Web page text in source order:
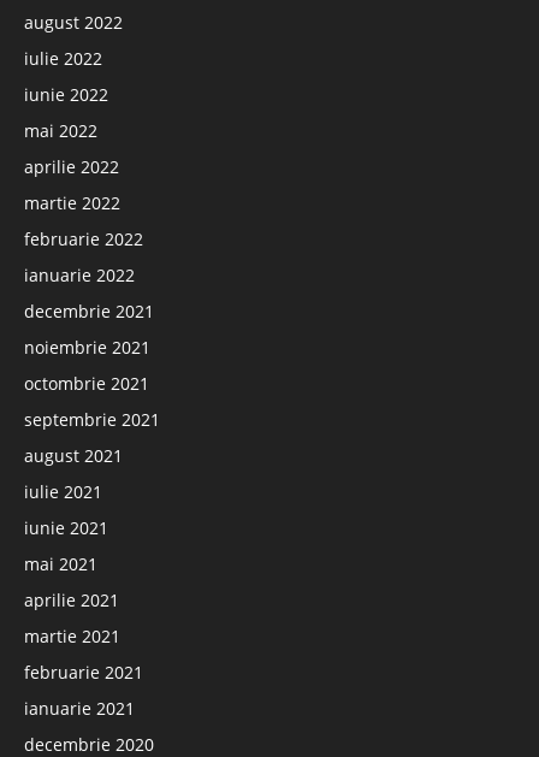
august 2022
iulie 2022
iunie 2022
mai 2022
aprilie 2022
martie 2022
februarie 2022
ianuarie 2022
decembrie 2021
noiembrie 2021
octombrie 2021
septembrie 2021
august 2021
iulie 2021
iunie 2021
mai 2021
aprilie 2021
martie 2021
februarie 2021
ianuarie 2021
decembrie 2020